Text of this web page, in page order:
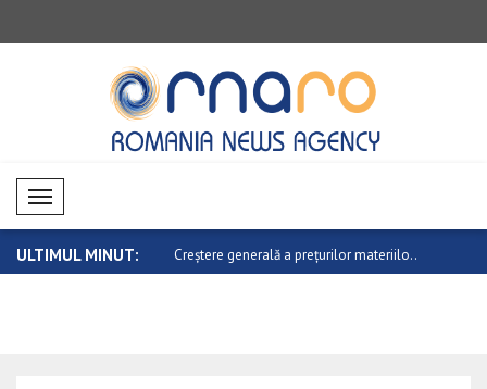
Mobil Menü
ULTIMUL MINUT:
a prețurilor materiilo.. Evoluție mixtă pe piețele valutare